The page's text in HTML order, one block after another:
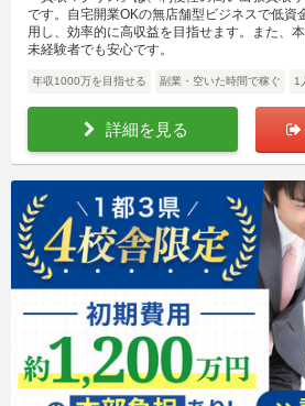
です。自宅開業OKの無店舗型ビジネスで低資
用し、効率的に高収益を目指せます。また、
未経験者でも安心です。
年収1000万を目指せる 副業・空いた時間で稼ぐ 1
詳細を見る